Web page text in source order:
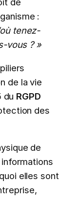
:
tenez-
vous ? »
de la vie
du RGPD
des
de
elles sont